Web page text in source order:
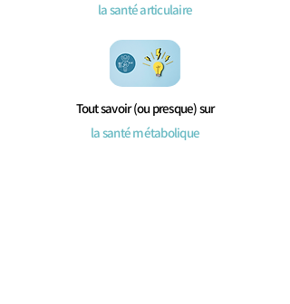
la santé articulaire
Tout savoir (ou presque) sur
la santé métabolique